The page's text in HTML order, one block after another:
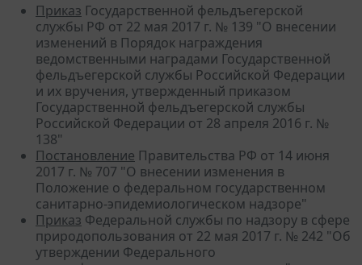
Приказ Государственной фельдъегерской
службы РФ от 22 мая 2017 г. № 139 "О внесении
изменений в Порядок награждения
ведомственными наградами Государственной
фельдъегерской службы Российской Федерации
и их вручения, утвержденный приказом
Государственной фельдъегерской службы
Российской Федерации от 28 апреля 2016 г. №
138"
Постановление Правительства РФ от 14 июня
2017 г. № 707 "О внесении изменения в
Положение о федеральном государственном
санитарно-эпидемиологическом надзоре"
Приказ Федеральной службы по надзору в сфере
природопользования от 22 мая 2017 г. № 242 "Об
утверждении Федерального